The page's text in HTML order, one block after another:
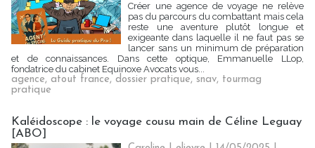
Créer une agence de voyage ne relève
pas du parcours du combattant mais cela
reste une aventure plutôt longue et
exigeante dans laquelle il ne faut pas se
lancer sans un minimum de préparation
et de connaissances. Dans cette optique, Emmanuelle LLop,
fondatrice du cabinet Equinoxe Avocats vous...
agence, atout france, dossier pratique, snav, tourmag
pratique
Kaléidoscope : le voyage cousu main de Céline Leguay
[ABO]